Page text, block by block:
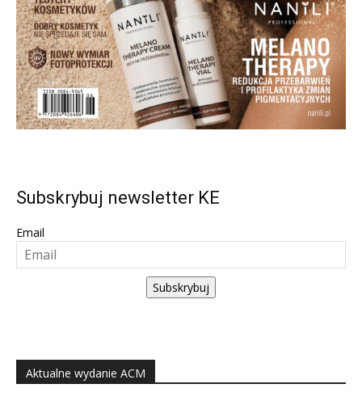
Subskrybuj newsletter KE
Email
Subskrybuj
Aktualne wydanie ACM